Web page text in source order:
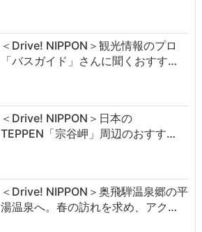
＜Drive! NIPPON＞観光情報のプロ
「バスガイド」さんに聞くおすす…
＜Drive! NIPPON＞日本の
TEPPEN「宗谷岬」周辺のおすす…
＜Drive! NIPPON＞奥飛騨温泉郷の平
湯温泉へ。春の訪れを求め、アク…